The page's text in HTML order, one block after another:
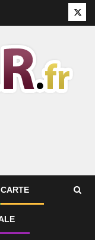
CARTE
état de progrès en